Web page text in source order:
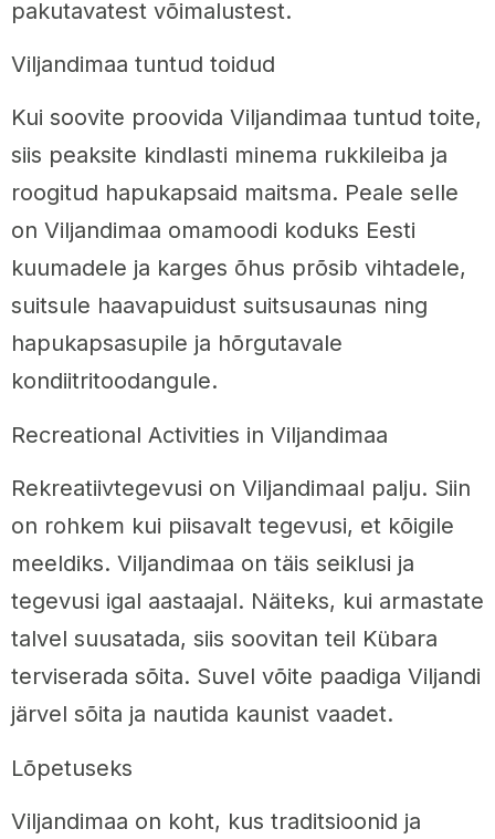
pakutavatest võimalustest.
Viljandimaa tuntud toidud
Kui soovite proovida Viljandimaa tuntud toite,
siis peaksite kindlasti minema rukkileiba ja
roogitud hapukapsaid maitsma. Peale selle
on Viljandimaa omamoodi koduks Eesti
kuumadele ja karges õhus prõsib vihtadele,
suitsule haavapuidust suitsusaunas ning
hapukapsasupile ja hõrgutavale
kondiitritoodangule.
Recreational Activities in Viljandimaa
Rekreatiivtegevusi on Viljandimaal palju. Siin
on rohkem kui piisavalt tegevusi, et kõigile
meeldiks. Viljandimaa on täis seiklusi ja
tegevusi igal aastaajal. Näiteks, kui armastate
talvel suusatada, siis soovitan teil Kübara
terviserada sõita. Suvel võite paadiga Viljandi
järvel sõita ja nautida kaunist vaadet.
Lõpetuseks
Viljandimaa on koht, kus traditsioonid ja